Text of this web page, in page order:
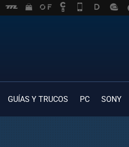
GUÍAS Y TRUCOS PC SONY